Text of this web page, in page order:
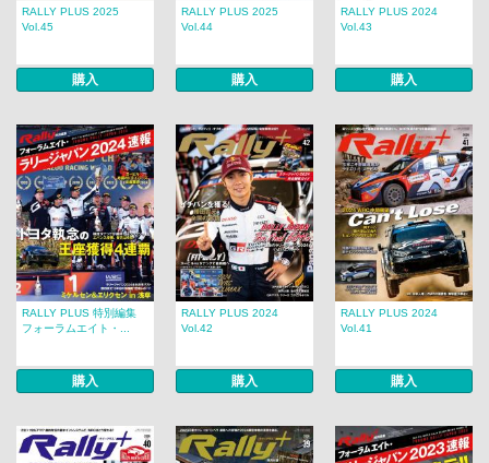
RALLY PLUS 2025
Vol.45
購入
RALLY PLUS 2025
Vol.44
購入
RALLY PLUS 2024
Vol.43
購入
RALLY PLUS 特別編集
フォーラムエイト・...
購入
RALLY PLUS 2024
Vol.42
購入
RALLY PLUS 2024
Vol.41
購入